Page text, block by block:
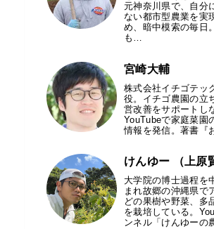
元神奈川県で、自分
ない都市型農業を実
め、暗中模索の毎日
も…
宮崎大輔
株式会社イチゴテッ
役。イチゴ農園の立
営改善をサポートし
YouTubeで家庭菜園
情報を発信。著書『
けんゆー （上原
大学院の博士過程を
まれ故郷の沖縄県で
どの果樹や野菜、多
を栽培している。
ンネル「けんゆーの